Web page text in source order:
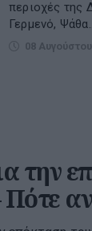
περιοχές της
Γερμενό,
08
την